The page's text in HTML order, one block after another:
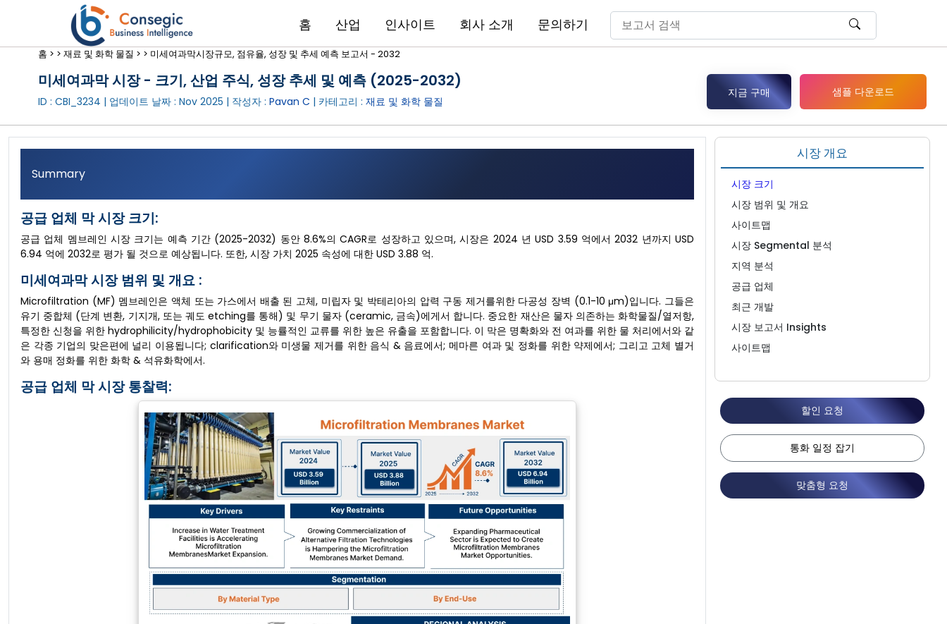
홈 산업 인사이트 회사 소개 문의하기
홈 > > 재료 및 화학 물질 > > 미세여과막시장규모, 점유율, 성장 및 추세 예측 보고서 - 2032
미세여과막 시장 - 크기, 산업 주식, 성장 추세 및 예측 (2025-2032)
ID : CBI_3234 | 업데이트 날짜 : Nov 2025 | 작성자 : Pavan C | 카테고리 : 재료 및 화학 물질
지금 구매 샘플 다운로드
Summary
공급 업체 막 시장 크기:
공급 업체 멤브레인 시장 크기는 예측 기간 (2025-2032) 동안 8.6%의 CAGR로 성장하고 있으며, 시장은 2024 년 USD 3.59 억에서 2032 년까지 USD
6.94 억에 2032로 평가 될 것으로 예상됩니다. 또한, 시장 가치 2025 속성에 대한 USD 3.88 억.
미세여과막 시장 범위 및 개요 :
Microfiltration (MF) 멤브레인은 액체 또는 가스에서 배출 된 고체, 미립자 및 박테리아의 압력 구동 제거를위한 다공성 장벽 (0.1-10 μm)입니다. 그들은
유기 중합체 (단계 변환, 기지개, 또는 궤도 etching를 통해) 및 무기 물자 (ceramic, 금속)에게서 합니다. 중요한 재산은 물자 의존하는 화학물질/열저항,
특정한 신청을 위한 hydrophilicity/hydrophobicity 및 능률적인 교류를 위한 높은 유출을 포함합니다. 이 막은 명확화와 전 여과를 위한 물 처리에서와 같
은 각종 기업의 맞은편에 널리 이용됩니다; clarification와 미생물 제거를 위한 음식 & 음료에서; 메마른 여과 및 정화를 위한 약제에서; 그리고 고체 별거
와 용매 정화를 위한 화학 & 석유화학에서.
공급 업체 막 시장 통찰력:
시장 개요
시장 크기
시장 범위 및 개요
사이트맵
시장 Segmental 분석
지역 분석
공급 업체
최근 개발
시장 보고서 Insights
사이트맵
할인 요청
통화 일정 잡기
맞춤형 요청